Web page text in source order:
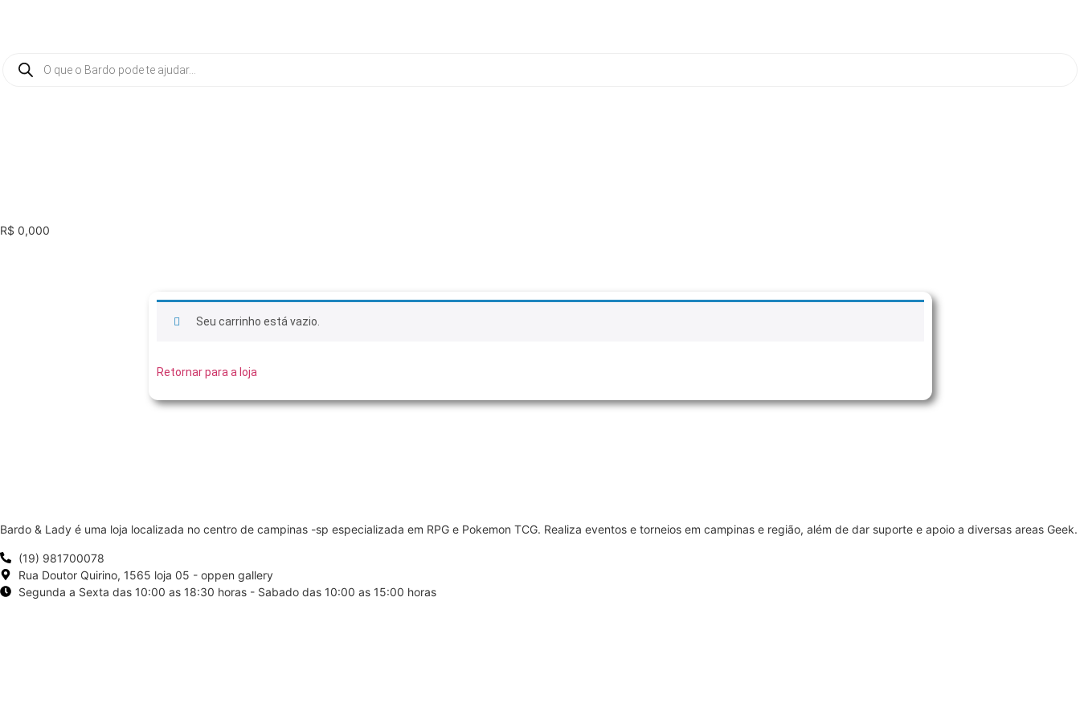
R$ 0,000
Seu carrinho está vazio.
Retornar para a loja
Bardo & Lady é uma loja localizada no centro de campinas -sp especializada em RPG e Pokemon TCG. Realiza eventos e torneios em campinas e região, além de dar suporte e apoio a diversas areas Geek.
(19) 981700078
Rua Doutor Quirino, 1565 loja 05 - oppen gallery
Segunda a Sexta das 10:00 as 18:30 horas - Sabado das 10:00 as 15:00 horas